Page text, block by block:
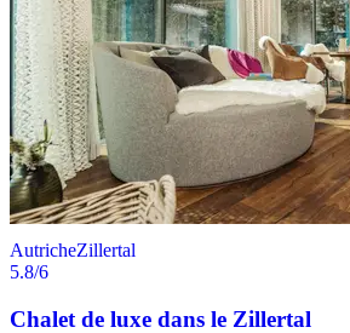
AutricheZillertal
5.8/6
Chalet de luxe dans le Zillertal